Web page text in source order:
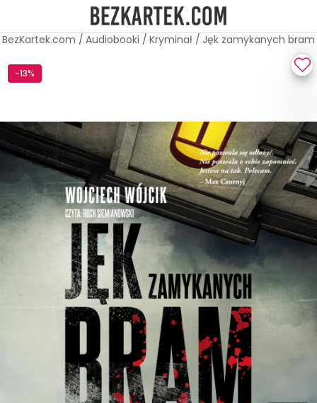
BezKartek.com / Audiobooki / Kryminał / Jęk zamykanych bram
-13%